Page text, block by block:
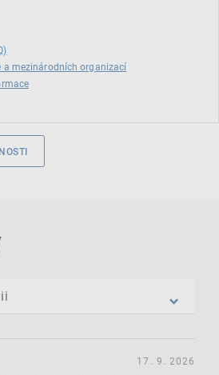
a mezinárodních organizací
17. 9. 2026